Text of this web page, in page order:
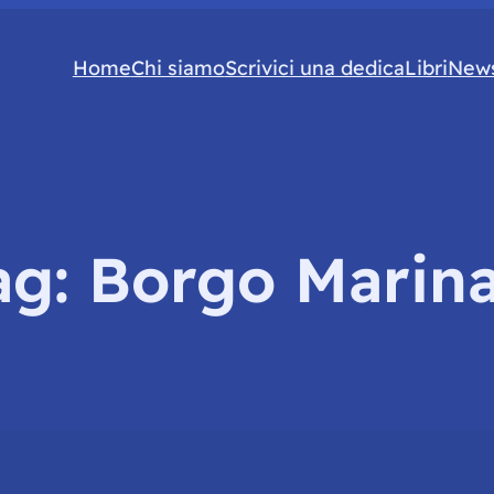
HomeChi siamoScrivici una dedicaLibri
Borgo